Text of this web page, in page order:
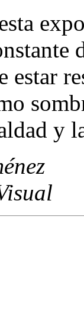
estar
y